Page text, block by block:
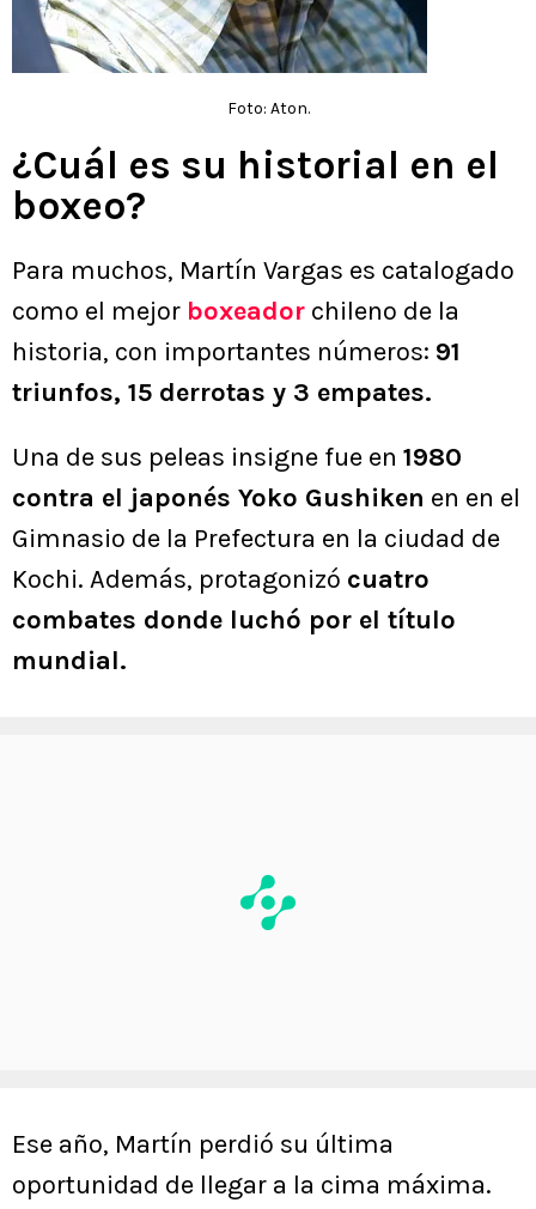
Foto: Aton.
¿Cuál es su historial en el
boxeo?
Para muchos, Martín Vargas es catalogado
como el mejor boxeador chileno de la
historia, con importantes números: 91
triunfos, 15 derrotas y 3 empates.
Una de sus peleas insigne fue en 1980
contra el japonés Yoko Gushiken en en el
Gimnasio de la Prefectura en la ciudad de
Kochi. Además, protagonizó cuatro
combates donde luchó por el título
mundial.
Ese año, Martín perdió su última
oportunidad de llegar a la cima máxima.